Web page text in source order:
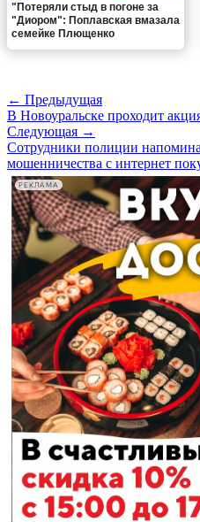
"Потеряли стыд в погоне за
"Диором": Поплавская вмазала
семейке Плющенко
← Предыдущая
В Новоуральске проходит
Следующая →
Сотрудники полиции
мошенничества с интернет
РЕКЛАМА